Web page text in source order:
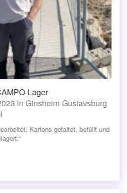
Lager
in Ginsheim-Gustavsburg
Kartons gefaltet, befüllt und